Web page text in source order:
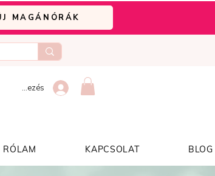
MAGÁNÓRÁK
Bejelentkezés
RÓLAM KAPCSOLAT BLOG